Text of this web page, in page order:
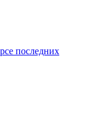
последних